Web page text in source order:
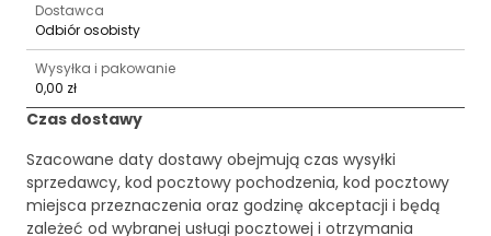
Dostawca
Odbiór osobisty
Wysyłka i pakowanie
0,00 zł
Czas dostawy
Szacowane daty dostawy obejmują czas wysyłki
sprzedawcy, kod pocztowy pochodzenia, kod pocztowy
miejsca przeznaczenia oraz godzinę akceptacji i będą
zależeć od wybranej usługi pocztowej i otrzymania